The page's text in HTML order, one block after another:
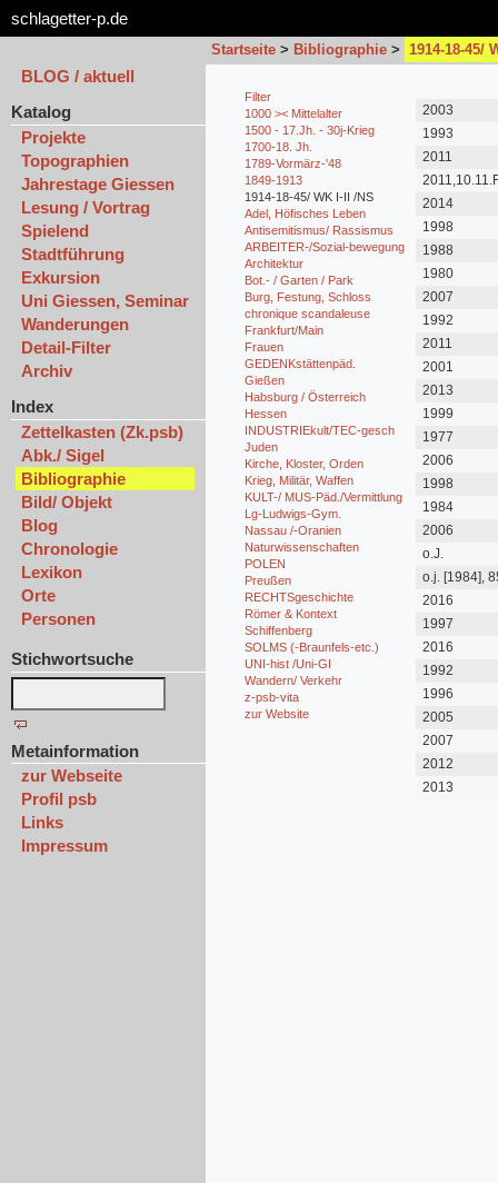
schlagetter-p.de
Startseite > Bibliographie > 1914-18-45/
BLOG / aktuell
Katalog
Projekte
Topographien
Jahrestage Giessen
Lesung / Vortrag
Spielend
Stadtführung
Exkursion
Uni Giessen, Seminar
Wanderungen
Detail-Filter
Archiv
Index
Zettelkasten (Zk.psb)
Abk./ Sigel
Bibliographie
Bild/ Objekt
Blog
Chronologie
Lexikon
Orte
Personen
Stichwortsuche
Metainformation
zur Webseite
Profil psb
Links
Impressum
Filter
1000 >< Mittelalter
1500 - 17.Jh. - 30j-Krieg
1700-18. Jh.
1789-Vormärz-'48
1849-1913
1914-18-45/ WK I-II /NS
Adel, Höfisches Leben
Antisemitismus/ Rassismus
ARBEITER-/Sozial-bewegung
Architektur
Bot.- / Garten / Park
Burg, Festung, Schloss
chronique scandaleuse
Frankfurt/Main
Frauen
GEDENKstättenpäd.
Gießen
Habsburg / Österreich
Hessen
INDUSTRIEkult/TEC-gesch
Juden
Kirche, Kloster, Orden
Krieg, Militär, Waffen
KULT-/ MUS-Päd./Vermittlung
Lg-Ludwigs-Gym.
Nassau /-Oranien
Naturwissenschaften
POLEN
Preußen
RECHTSgeschichte
Römer & Kontext
Schiffenberg
SOLMS (-Braunfels-etc.)
UNI-hist /Uni-GI
Wandern/ Verkehr
z-psb-vita
zur Website
2003
1993
2011
2014
1998
1988
1980
2007
1992
2011
2001
2013
1999
1977
2006
1998
1984
2006
o.J.
o.j. [1984],
2016
1997
2016
1992
1996
2005
2007
2012
2013